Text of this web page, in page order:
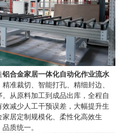
铝合金家居一体化自动化作业流水
准裁切、智能打孔、精细封边、
从原料加工到成品出库，全程自
减少人工干预误差，大幅提升生
居定制规模化、柔性化高效生
质统一。